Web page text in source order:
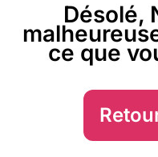
Désolé,
ce que